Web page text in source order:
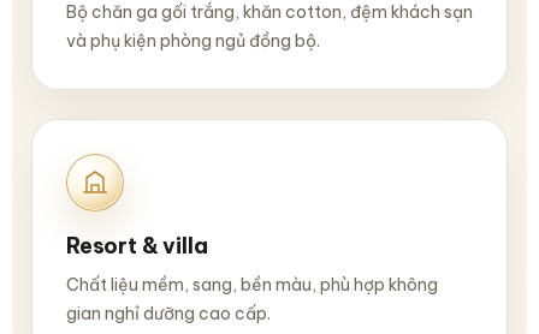
Bộ chăn ga gối trắng, khăn cotton, đệm khách sạn
và phụ kiện phòng ngủ đồng bộ.
Resort & villa
Chất liệu mềm, sang, bền màu, phù hợp không
gian nghỉ dưỡng cao cấp.